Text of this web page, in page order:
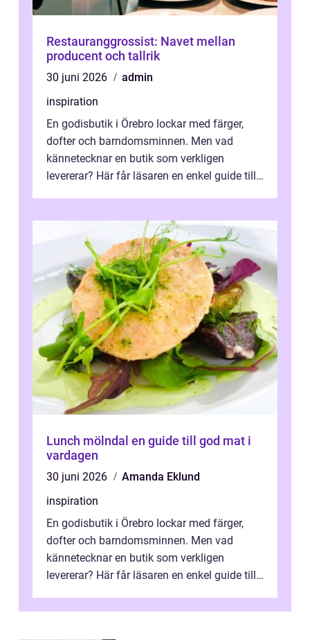
Restauranggrossist: Navet mellan
producent och tallrik
30 juni 2026
admin
inspiration
En godisbutik i Örebro lockar med färger,
dofter och barndomsminnen. Men vad
kännetecknar en butik som verkligen
levererar? Här får läsaren en enkel guide till
Lunch mölndal en guide till god mat i
vardagen
30 juni 2026
Amanda Eklund
inspiration
En godisbutik i Örebro lockar med färger,
dofter och barndomsminnen. Men vad
kännetecknar en butik som verkligen
levererar? Här får läsaren en enkel guide till